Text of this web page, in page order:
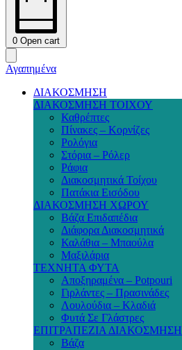
0 Open cart
Αγαπημένα
ΔΙΑΚΟΣΜΗΣΗ
ΔΙΑΚΟΣΜΗΣΗ ΤΟΙΧΟΥ
Καθρέπτες
Πίνακες – Κορνίζες
Ρολόγια
Στόρια – Ρόλερ
Ράφια
Διακοσμητικά Τοίχου
Πατάκια Εισόδου
ΔΙΑΚΟΣΜΗΣΗ ΧΩΡΟΥ
Βάζα Επιδαπέδια
Διάφορα Διακοσμητικά
Καλάθια – Μπαούλα
Μαξιλάρια
ΤΕΧΝΗΤΑ ΦΥΤΑ
Αποξηραμένα – Potpouri
Γιρλάντες – Πρασινάδες
Λουλούδια – Κλαδιά
Φυτά Σε Γλάστρες
ΕΠΙΤΡΑΠΕΖΙΑ ΔΙΑΚΟΣΜΗΣΗ
Βάζα